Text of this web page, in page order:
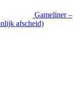
Gameliner –
afscheid)